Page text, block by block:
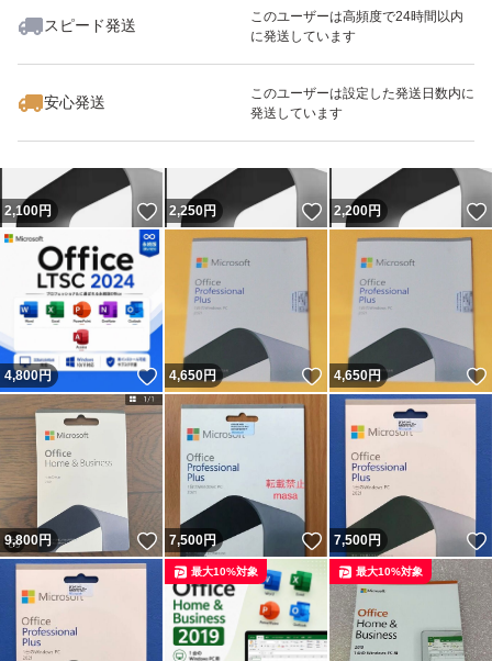
スピード発送
このユーザーは高頻度で24時間以内
に発送しています
安心発送
このユーザーは設定した発送日数内に
発送しています
いいね！
4,650
2,100円 いいね！
2,250円 いいね！
2,200円
4,800円 いいね！
4,650円 いいね！
4,650円
9,800円 いいね！
7,500円 いいね！
7,500円
最大10%対象 最大10%対象